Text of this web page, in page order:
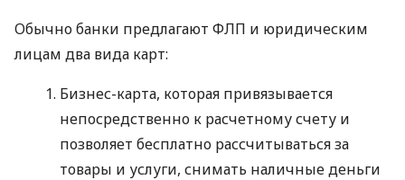
Обычно банки предлагают ФЛП и юридическим
лицам два вида карт:
Бизнес-карта, которая привязывается
непосредственно к расчетному счету и
позволяет бесплатно рассчитываться за
товары и услуги, снимать наличные деньги